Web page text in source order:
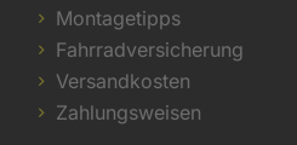
Montagetipps
Fahrradversicherung
Versandkosten
Zahlungsweisen